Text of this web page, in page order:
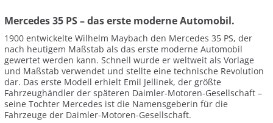
Mercedes 35 PS – das erste moderne Automobil.
1900 entwickelte Wilhelm Maybach den Mercedes 35 PS, der
nach heutigem Maßstab als das erste moderne Automobil
gewertet werden kann. Schnell wurde er weltweit als Vorlage
und Maßstab verwendet und stellte eine technische Revolution
dar. Das erste Modell erhielt Emil Jellinek, der größte
Fahrzeughändler der späteren Daimler-Motoren-Gesellschaft –
seine Tochter Mercedes ist die Namensgeberin für die
Fahrzeuge der Daimler-Motoren-Gesellschaft.